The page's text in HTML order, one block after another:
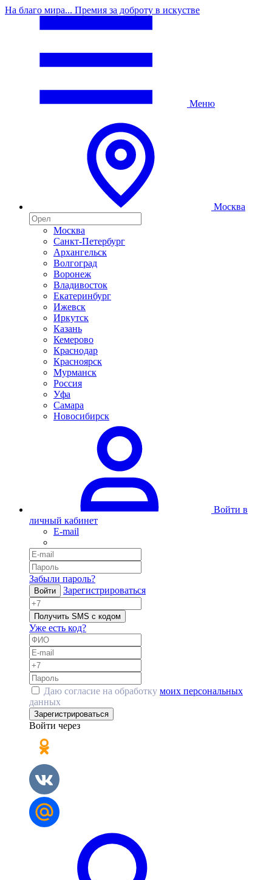
На благо мира... Премия за доброту в искустве
Меню
Москва
Москва
Санкт-Петербург
Архангельск
Волгоград
Воронеж
Владивосток
Екатеринбург
Ижевск
Иркутск
Казань
Кемерово
Краснодар
Красноярск
Мурманск
Россия
Уфа
Самара
Новосибирск
Войти в
личный кабинет
E-mail
Забыли пароль?
Войти Зарегистрироваться
Получить SMS с кодом
Уже есть код?
Даю согласие на обработку моих персональных
данных
Зарегистрироваться
Войти через